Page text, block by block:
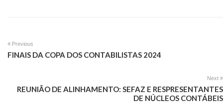
Previous
FINAIS DA COPA DOS CONTABILISTAS 2024
Next
REUNIÃO DE ALINHAMENTO: SEFAZ E RESPRESENTANTES
DE NÚCLEOS CONTÁBEIS